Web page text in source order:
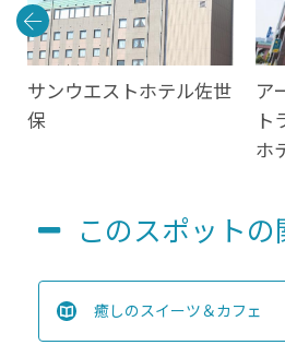
サンウエストホテル佐世
保
ア
ト
ホ
このスポットの
癒しのスイーツ＆カフェ